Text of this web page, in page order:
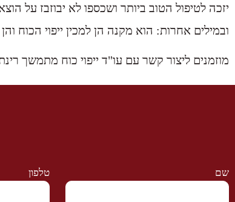
יזכה לטיפול הטוב ביותר ושכספו לא יבוזבז על
ובמילים אחרות: הוא מקנה הן למכין ייפוי הכוח
מוזמנים ליצור קשר עם עו"ד ייפוי כוח מתמשך
שם טלפון